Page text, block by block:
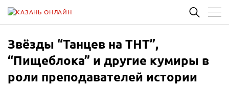
Звёзды “Танцев на ТНТ”,
“Пищеблока” и другие кумиры в
роли преподавателей истории